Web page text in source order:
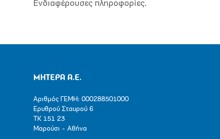
Ενδιαφέρουσες πληροφορίες.
ΜΗΤΕΡΑ Α.Ε.
Αριθμός ΓΕΜΗ: 000288501000
Ερυθρού Σταυρού 6
ΤΚ 151 23
Μαρούσι - Αθήνα